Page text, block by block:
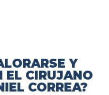
Y
EL CIRUJANO
CORREA?